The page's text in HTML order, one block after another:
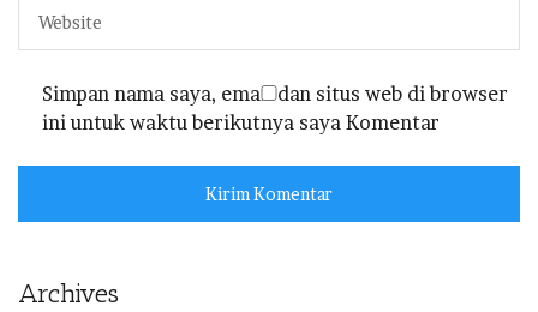
Simpan nama saya, email dan situs web di browser
ini untuk waktu berikutnya saya Komentar
Archives